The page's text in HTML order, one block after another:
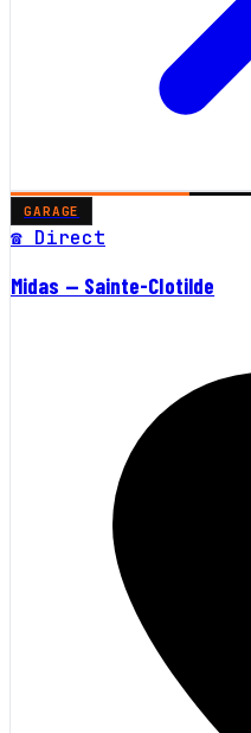
GARAGE
☎ Direct
Midas — Sainte-Clotilde